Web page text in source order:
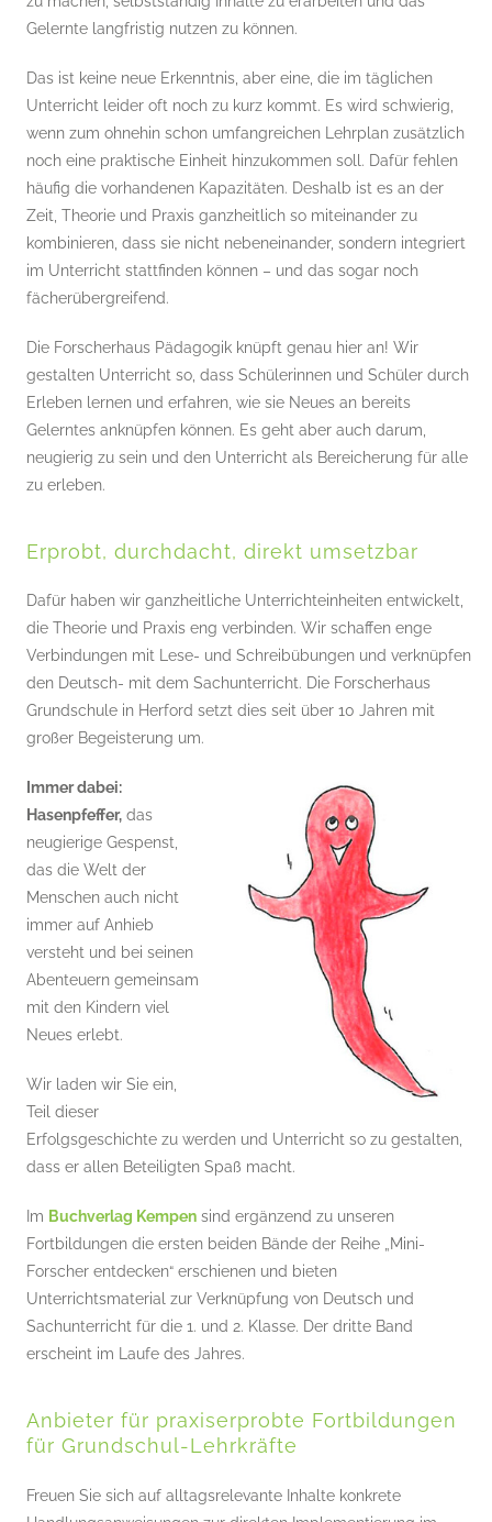
Gelernte langfristig nutzen zu können.
Das ist keine neue Erkenntnis, aber eine, die im täglichen
Unterricht leider oft noch zu kurz kommt. Es wird schwierig,
wenn zum ohnehin schon umfangreichen Lehrplan zusätzlich
noch eine praktische Einheit hinzukommen soll. Dafür fehlen
häufig die vorhandenen Kapazitäten. Deshalb ist es an der
Zeit, Theorie und Praxis ganzheitlich so miteinander zu
kombinieren, dass sie nicht nebeneinander, sondern integriert
im Unterricht stattfinden können – und das sogar noch
fächerübergreifend.
Die Forscherhaus Pädagogik knüpft genau hier an! Wir
gestalten Unterricht so, dass Schülerinnen und Schüler durch
Erleben lernen und erfahren, wie sie Neues an bereits
Gelerntes anknüpfen können. Es geht aber auch darum,
neugierig zu sein und den Unterricht als Bereicherung für alle
zu erleben.
Erprobt, durchdacht, direkt umsetzbar
Dafür haben wir ganzheitliche Unterrichteinheiten entwickelt,
die Theorie und Praxis eng verbinden. Wir schaffen enge
Verbindungen mit Lese- und Schreibübungen und verknüpfen
den Deutsch- mit dem Sachunterricht. Die Forscherhaus
Grundschule in Herford setzt dies seit über 10 Jahren mit
großer Begeisterung um.
Immer dabei:
Hasenpfeffer, das
neugierige Gespenst,
das die Welt der
Menschen auch nicht
immer auf Anhieb
versteht und bei seinen
Abenteuern gemeinsam
mit den Kindern viel
Neues erlebt.
Wir laden wir Sie ein,
Teil dieser
Erfolgsgeschichte zu werden und Unterricht so zu gestalten,
dass er allen Beteiligten Spaß macht.
Im Buchverlag Kempen sind ergänzend zu unseren
Fortbildungen die ersten beiden Bände der Reihe „Mini-
Forscher entdecken“ erschienen und bieten
Unterrichtsmaterial zur Verknüpfung von Deutsch und
Sachunterricht für die 1. und 2. Klasse. Der dritte Band
erscheint im Laufe des Jahres.
Anbieter für praxiserprobte Fortbildungen
für Grundschul-Lehrkräfte
Freuen Sie sich auf alltagsrelevante Inhalte konkrete